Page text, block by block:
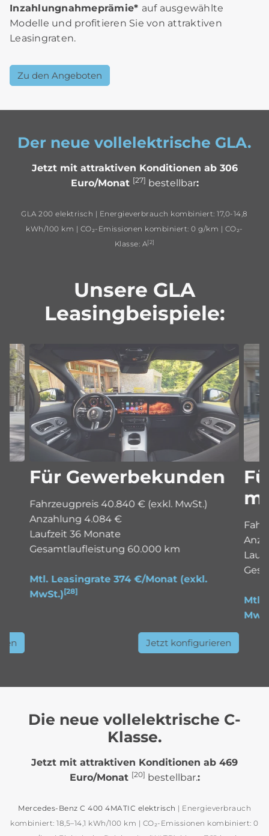
Inzahlungnahmeprämie* auf ausgewählte
Modelle und profitieren Sie von attraktiven
Leasingraten.
Zu den Angeboten
Der neue vollelektrische GLA.
Jetzt mit attraktiven Konditionen ab 306
Euro/Monat [27] bestellbar:
GLA 200 elektrisch | Energieverbrauch kombiniert: 17,0-14,8
kWh/100 km | CO₂-Emissionen kombiniert: 0 g/km | CO₂-
Klasse: A[2]
Unsere GLA
Leasingbeispiele:
Für Gewerbekunden
Fahrzeugpreis 40.840 € (exkl. MwSt.)
Anzahlung 4.084 €
Laufzeit 36 Monate
Gesamtlaufleistung 60.000 km
Mtl. Leasingrate 374 €/Monat (exkl.
MwSt.)[28]
Jetzt konfigurieren
Mtl.
Die neue vollelektrische C-
Klasse.
Jetzt mit attraktiven Konditionen ab 469
Euro/Monat [20] bestellbar.:
Mercedes‑Benz C 400 4MATIC elektrisch | Energieverbrauch
kombiniert: 18,5–14,1 kWh/100 km | CO₂‑Emissionen kombiniert: 0